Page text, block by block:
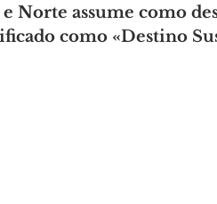
ANIMAIS AMANTES DE
Norte assume como
como «Destino